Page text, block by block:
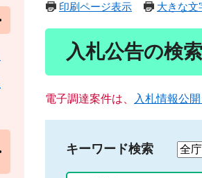
印刷ページ表示 大きな文
入札公告の検
電子調達案件は、 入札情報公
キーワード検索
検